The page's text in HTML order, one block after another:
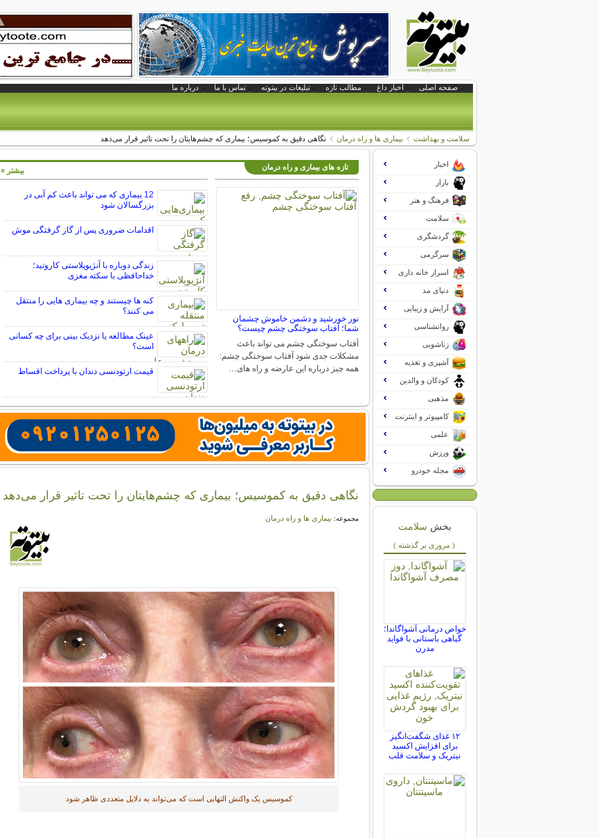
صفحه اصلی اخبار داغ مطالب تازه تبلیغات در بیتوته تماس با ما درباره ما
سلامت و بهداشت بیماری ها و راه درمان نگاهی دقیق به کموسیس؛ بیماری‌ که چشم‌هایتان را تحت تاثیر قرار می‌دهد
تازه های بیماری و راه درمان
نور خورشید و دشمن خاموش چشمان
شما؛ آفتاب سوختگی چشم چیست؟
آفتاب سوختگی چشم می تواند باعث
مشکلات جدی شود آفتاب سوختگی چشم:
همه چیز درباره این عارضه و راه های…
12 بیماری که می تواند باعث کم آبی در
بزرگسالان شود
اقدامات ضروری پس از گاز گرفتگی موش
زندگی دوباره با آنژیوپلاستی کاروتید؛
خداحافظی با سکته مغزی
کنه ها چیستند و چه بیماری هایی را منتقل
می کنند؟
عینک مطالعه یا نزدیک بینی برای چه کسانی
است؟
قیمت ارتودنسی دندان با پرداخت اقساط
بیشتر »
نگاهی دقیق به کموسیس؛ بیماری‌ که چشم‌هایتان را تحت تاثیر قرار می‌دهد
مجموعه: بیماری ها و راه درمان
کموسیس یک واکنش التهابی است که می‌تواند به دلایل متعددی ظاهر شود
اخبار
بازار
فرهنگ و هنر
سلامت
گردشگری
سرگرمی
اسرار خانه داری
دنیای مد
آرایش و زیبایی
روانشناسی
زناشویی
آشپزی و تغذیه
کودکان و والدین
مذهبی
کامپیوتر و اینترنت
علمی
ورزش
مجله خودرو
بخش سلامت
( مروری بر گذشته )
خواص درمانی آشواگاندا؛
گیاهی باستانی با فواید
مدرن
۱۲ غذای شگفت‌انگیز
برای افزایش اکسید
نیتریک و سلامت قلب